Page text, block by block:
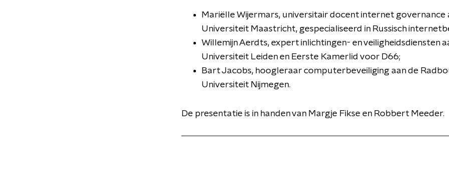
Mariëlle Wijermars, universitair docent internet governance
Universiteit Maastricht, gespecialiseerd in Russisch
Willemijn Aerdts, expert inlichtingen- en veiligheidsdiensten
Universiteit Leiden en Eerste Kamerlid voor D66;
Bart Jacobs, hoogleraar computerbeveiliging aan de
Universiteit Nijmegen.
De presentatie is in handen van Margje Fikse en Robbert Meeder.